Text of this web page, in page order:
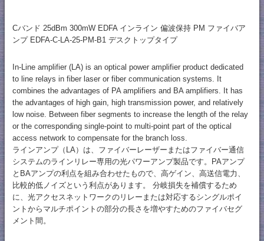
Cバンド 25dBm 300mW EDFA インライン 偏波保持 PM ファイバア
ンプ EDFA-C-LA-25-PM-B1 デスクトップタイプ
In-Line amplifier (LA) is an optical power amplifier product dedicated
to line relays in fiber laser or fiber communication systems. It
combines the advantages of PA amplifiers and BA amplifiers. It has
the advantages of high gain, high transmission power, and relatively
low noise. Between fiber segments to increase the length of the relay
or the corresponding single-point to multi-point part of the optical
access network to compensate for the branch loss.
ラインアンプ（LA）は、ファイバーレーザーまたはファイバー通信
システムのラインリレー専用の光パワーアンプ製品です。PAアンプ
とBAアンプの利点を組み合わせたもので、高ゲイン、高送信電力、
比較的低ノイズという利点があります。 分岐損失を補償するため
に、光アクセスネットワークのリレーまたは対応するシングルポイ
ントからマルチポイントの部分の長さを増やすためのファイバセグ
メント間。